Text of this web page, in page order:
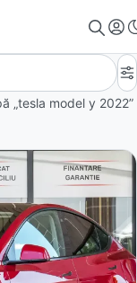
„tesla model y 2022”